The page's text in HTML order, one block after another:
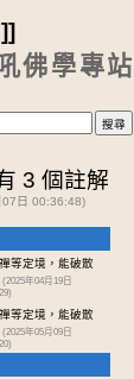
]]
佛學專站
3 個註解
07日 00:36:48)
等定境，能破散
(2025年04月19日
等定境，能破散
(2025年05月09日